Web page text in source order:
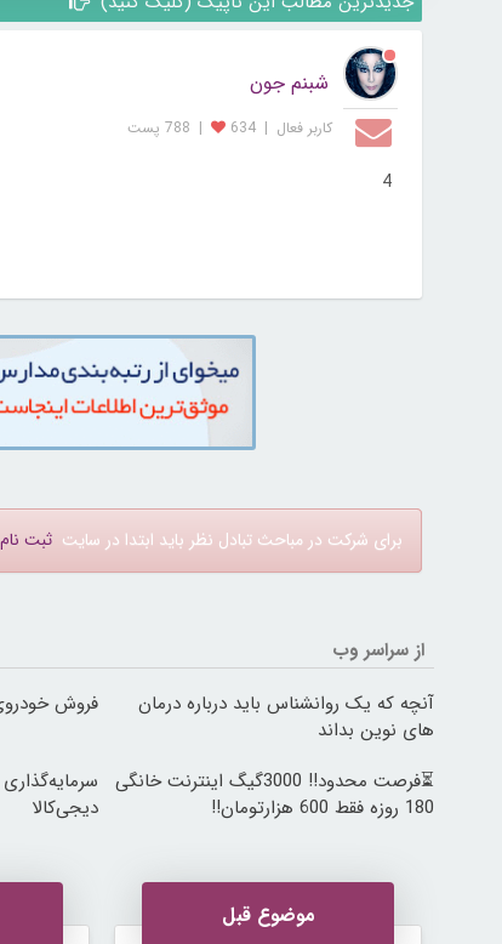
شبنم جون
کاربر فعال |
634
| 788 پست
4
برای شرکت در مباحث تبادل نظر باید ابتدا در سایت ثبت نام
از سراسر وب
آنچه که یک روانشناس باید درباره درمان
های نوین بداند
فروش
⏳فرصت محدود!! 3000گیگ اینترنت خانگی
180 روزه فقط 600 هزارتومان!!
دیجی‌کالا
موضوع قبل